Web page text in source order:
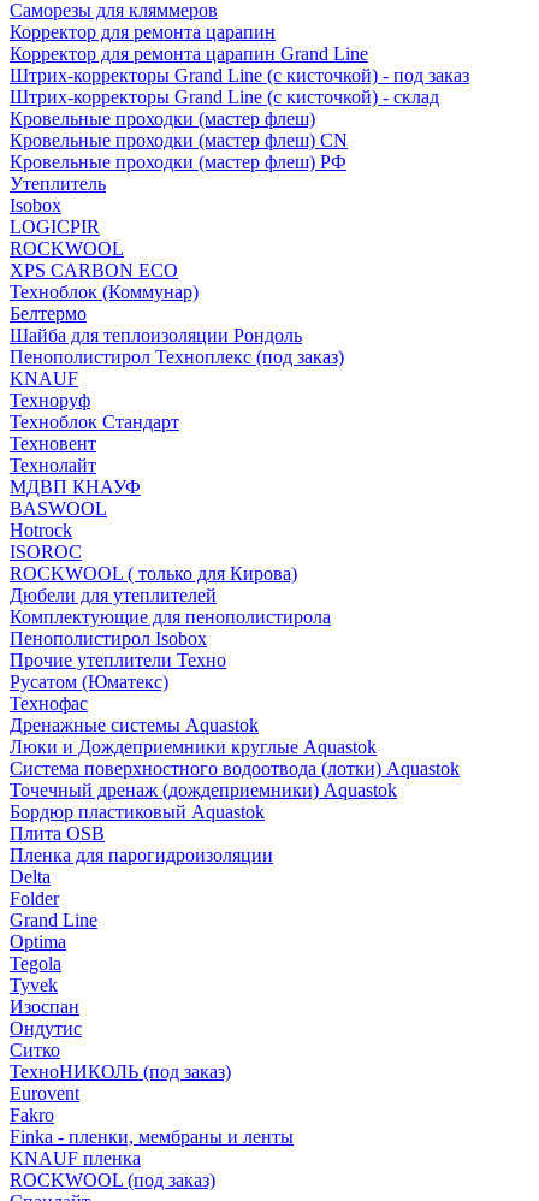
Саморезы для кляммеров
Корректор для ремонта царапин
Корректор для ремонта царапин Grand Line
Штрих-корректоры Grand Line (с кисточкой) - под заказ
Штрих-корректоры Grand Line (с кисточкой) - склад
Кровельные проходки (мастер флеш)
Кровельные проходки (мастер флеш) CN
Кровельные проходки (мастер флеш) РФ
Утеплитель
Isobox
LOGICPIR
ROCKWOOL
XPS CARBON ECO
Техноблок (Коммунар)
Белтермо
Шайба для теплоизоляции Рондоль
Пенополистирол Техноплекс (под заказ)
KNАUF
Технoруф
Техноблок Стандарт
Техновент
Технолайт
МДВП КНАУФ
BASWOOL
Hotrock
ISOROC
ROCKWOOL ( только для Кирова)
Дюбели для утеплителей
Комплектующие для пенополистирола
Пенополистирол Isobox
Прочие утеплители Техно
Русатом (Юматекс)
Технофас
Дренажные системы Aquastok
Люки и Дождеприемники круглые Aquastok
Система поверхностного водоотвода (лотки) Aquastok
Точечный дренаж (дождеприемники) Aquastok
Бордюр пластиковый Aquastok
Плита OSB
Пленка для парогидроизоляции
Delta
Folder
Grand Line
Optima
Tegola
Tyvek
Изоспан
Ондутис
Ситко
ТехноНИКОЛЬ (под заказ)
Eurovent
Fakro
Finka - пленки, мембраны и ленты
KNAUF пленка
ROCKWOOL (под заказ)